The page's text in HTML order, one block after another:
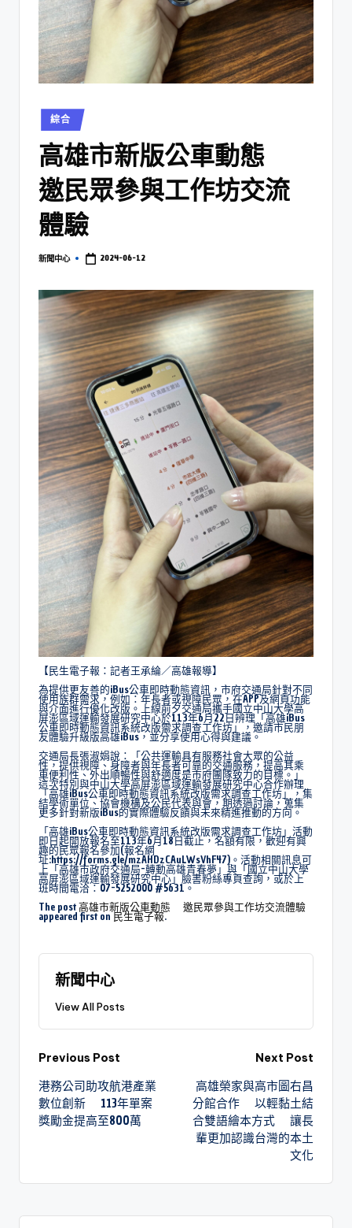
綜合
高雄市新版公車動態
邀民眾參與工作坊交流
體驗
新聞中心 2024-06-12
【民生電子報：記者王承綸／高雄報導】
為提供更友善的iBus公車即時動態資訊，市府交通局針對不同
使用族群需求，例如：年長者或視障民眾，在APP及網頁功能
與介面進行優化改版。上線前夕交通局攜手國立中山大學高
屏澎區域運輸發展研究中心於113年6月22日辨理「高雄iBus
公車即時動態資訊系統改版需求調查工作坊」，邀請市民朋
友體驗升級版高雄iBus，並分享使用心得與建議。
交通局長張淑娟說：「公共運輸具有服務社會大眾的公益
性，提供視障、身障者與年長者可靠的交通服務，提高其乘
車便利性、外出順暢性與舒適度是市府團隊致力的目標。」
這次特別與中山大學高屏澎區域運輸發展研究中心合作辦理
「高雄iBus公車即時動態資訊系統改版需求調查工作坊」，集
結學術單位、協會機構及公民代表與會，期透過討論，蒐集
更多針對新版iBus的實際體驗反饋與未來精進推動的方向。
「高雄iBus公車即時動態資訊系統改版需求調查工作坊」活動
即日起開放報名至113年6月18日截止，名額有限，歡迎有興
趣的民眾報名參加(報名網
址:https://forms.gle/mzAHDzCAuLWsVhF47)。活動相關訊息可
上「高雄市政府交通局-轉動高雄青春夢」與「國立中山大學
高屏澎區域運輸發展研究中心」臉書粉絲專頁查詢，或於上
班時間電洽：07-5252000 #5631。
The post高雄市新版公車動態 邀民眾參與工作坊交流體驗
appeared first on民生電子報.
新聞中心
View All Posts
Previous Post
港務公司助攻航港產業
數位創新 113年單案
獎勵金提高至800萬
Next Post
高雄榮家與高市圖右昌
分館合作 以輕黏土結
合雙語繪本方式 讓長
輩更加認識台灣的本土
文化